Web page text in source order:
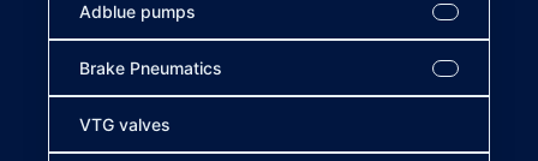
Adblue pumps
Brake Pneumatics
VTG valves